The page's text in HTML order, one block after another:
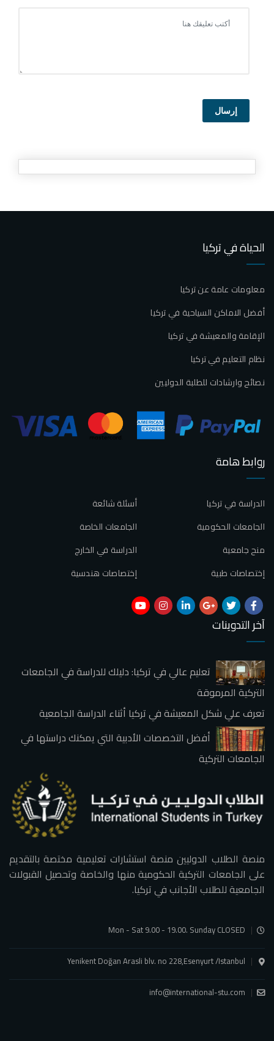
إرسال
الحياة في تركيا
معلومات عامة عن تركيا
أفضل الاماكن السياحية في تركيا
الإقامة والمعيشة في تركيا
نظام التعليم في تركيا
نصائح وارشادات للطلبة الدوليين
روابط هامة
أسئلة شائعة
الدراسة في تركيا
الجامعات الخاصة
الجامعات الحكومية
الدراسة في الخارج
منح جامعية
إختصاصات هندسية
إختصاصات طبية
آخر التدوينات
تعليم عالي في تركيا: دليلك للدراسة في الجامعات
التركية المرموقة
تعرف علي شكل المعيشة في تركيا أثناء الدراسة الجامعية
أفضل التخصصات الأدبية التي يمكنك دراستها في
الجامعات التركية
منصة الطلاب الدوليين منصة استشارات تعليمية مختصة بالتقديم
على الجامعات التركية الحكومية منها والخاصة وتحصيل القبولات
الجامعية للطلاب الأجانب في تركيا.
Mon - Sat 9.00 - 19.00. Sunday CLOSED
Yenikent Doğan Arasli blv. no 228,Esenyurt /Istanbul
info@international-stu.com